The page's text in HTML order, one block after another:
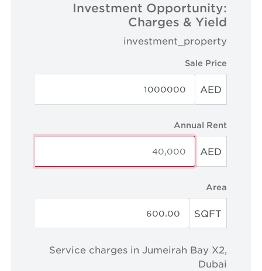
Investment Opportunity:
Charges & Yield
investment_property
Sale Price
AED
Annual Rent
AED
Area
SQFT
Service charges in Jumeirah Bay X2,
Dubai